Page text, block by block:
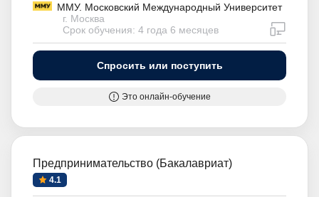
ММУ. Московский Международный Университет
г. Москва
Срок обучения: 4 года 6 месяцев
Спросить или поступить
Это онлайн-обучение
Предпринимательство (Бакалавриат)
4.1